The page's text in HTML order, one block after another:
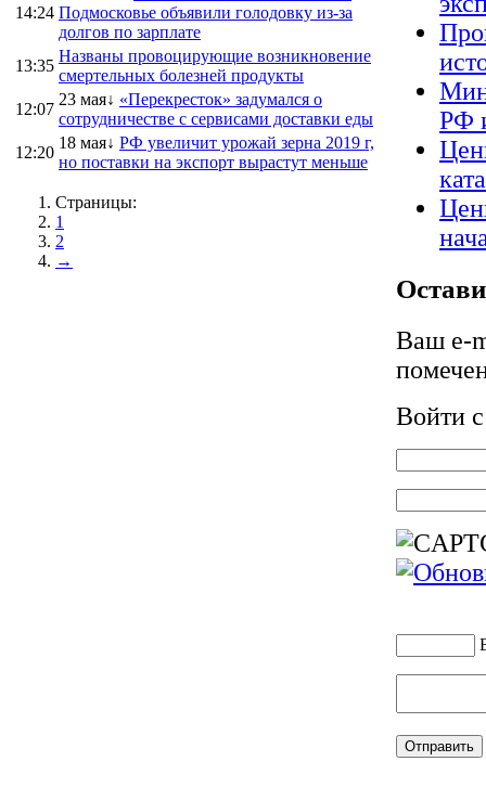
14:24 Подмосковье объявили голодовку из-за
долгов по зарплате
13:35
Названы провоцирующие возникновение
смертельных болезней продукты
12:07
23 мая↓ «Перекресток» задумался о
сотрудничестве с сервисами доставки еды
12:20
18 мая↓ РФ увеличит урожай зерна 2019 г,
но поставки на экспорт вырастут меньше
Страницы:
1
2
→
РФ
Ваш e-
Войти